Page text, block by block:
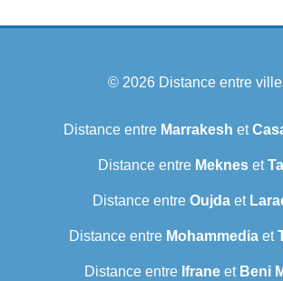
© 2026 Distance entre
Distance entre Marrakesh et
Distance entre Meknes et
Distance entre Oujdaet
Distance entre Mohammedia et
Distance entre Ifraneet Beni